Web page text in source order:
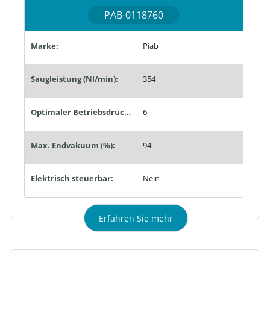
PAB-0118760
Marke: Piab
Saugleistung (Nl/min): 354
Optimaler Betriebsdruck (bar): 6
Max. Endvakuum (%): 94
Elektrisch steuerbar: Nein
Erfahren Sie mehr